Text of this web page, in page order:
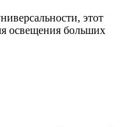
этот
освещения больших